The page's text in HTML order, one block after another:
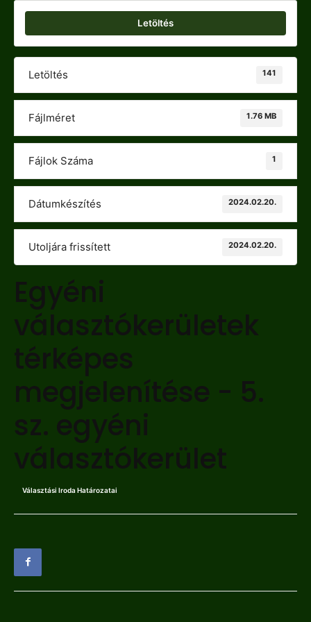
Letöltés
Letöltés 141
Fájlméret 1.76 MB
Fájlok Száma 1
Dátumkészítés 2024.02.20.
Utoljára frissített 2024.02.20.
Egyéni
választókerületek
térképes
megjelenítése - 5.
sz. egyéni
választókerület
Választási Iroda Határozatai